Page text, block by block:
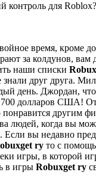
контроль для Roblox?
время, кроме
за колдунов, вам
наши списки
знали друг друга.
день. Джордан,
долларов США!
понравится другим
людей, когда вы
Если вы недавно
ry то с
игры, в которой
в игры Robuxget ry